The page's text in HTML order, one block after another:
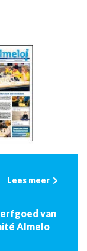
Lees meer
van
Almelo